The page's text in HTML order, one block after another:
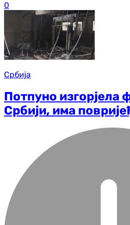
0
Србија
Потпуно изгорјела
Србији, има